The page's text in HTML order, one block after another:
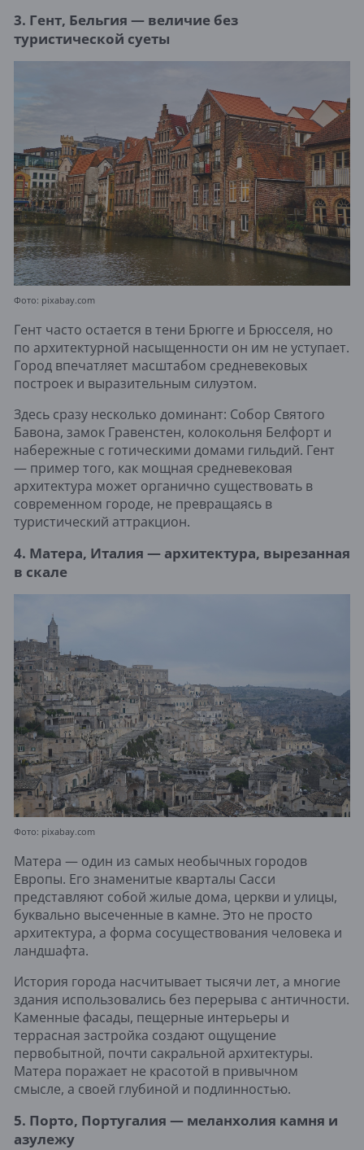
3. Гент, Бельгия — величие без
туристической суеты
Фото: pixabay.com
Гент часто остается в тени Брюгге и Брюсселя, но
по архитектурной насыщенности он им не уступает.
Город впечатляет масштабом средневековых
построек и выразительным силуэтом.
Здесь сразу несколько доминант: Собор Святого
Бавона, замок Гравенстен, колокольня Белфорт и
набережные с готическими домами гильдий. Гент
— пример того, как мощная средневековая
архитектура может органично существовать в
современном городе, не превращаясь в
туристический аттракцион.
4. Матера, Италия — архитектура, вырезанная
в скале
Фото: pixabay.com
Матера — один из самых необычных городов
Европы. Его знаменитые кварталы Сасси
представляют собой жилые дома, церкви и улицы,
буквально высеченные в камне. Это не просто
архитектура, а форма сосуществования человека и
ландшафта.
История города насчитывает тысячи лет, а многие
здания использовались без перерыва с античности.
Каменные фасады, пещерные интерьеры и
террасная застройка создают ощущение
первобытной, почти сакральной архитектуры.
Матера поражает не красотой в привычном
смысле, а своей глубиной и подлинностью.
5. Порто, Португалия — меланхолия камня и
азулежу